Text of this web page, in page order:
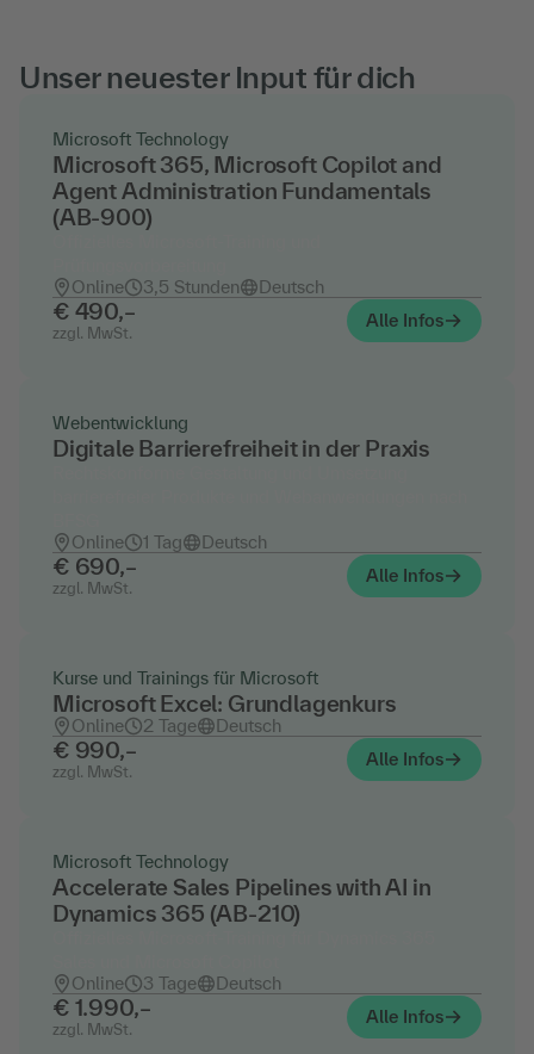
Unser neuester Input für dich
Microsoft Technology
Microsoft 365, Microsoft Copilot and
Agent Administration Fundamentals
(AB-900)
Online
3,5 Stunden Deutsch
€ 490,–
zzgl. MwSt.
Alle Infos
Webentwicklung
Digitale Barrierefreiheit in der Praxis
Online
1 Tag Deutsch
€ 690,–
zzgl. MwSt.
Alle Infos
Kurse und Trainings für Microsoft
Microsoft Excel: Grundlagenkurs
Online 2 Tage Deutsch
€ 990,–
zzgl. MwSt.
Alle Infos
Microsoft Technology
Accelerate Sales Pipelines with AI in
Dynamics 365 (AB-210)
Online
3 Tage Deutsch
€ 1.990,–
zzgl. MwSt.
Alle Infos